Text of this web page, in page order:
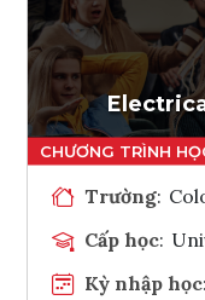
Trường:
Cấp học:
Kỳ nhập học: